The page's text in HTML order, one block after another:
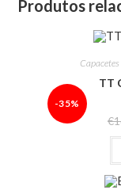
Produtos
-35%
TT
€